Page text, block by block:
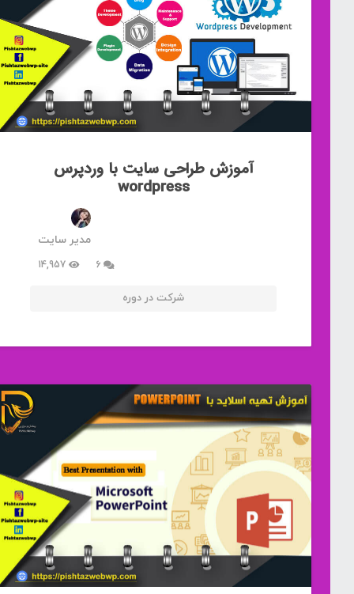
آموزش طراحی سایت با وردپرس
wordpress
مدیر سایت
6 دیدگاه 14,957
شرکت در دوره